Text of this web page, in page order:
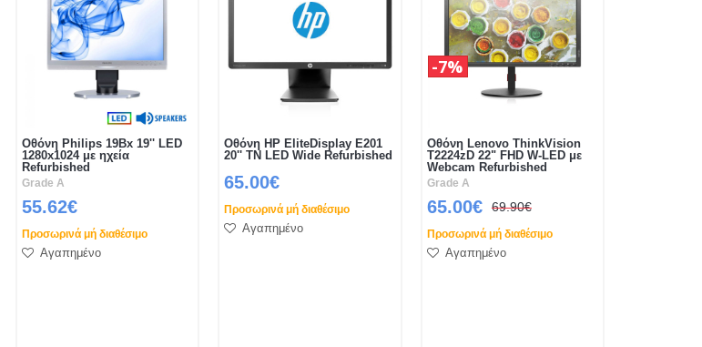
Οθόνη Philips 19Bx 19'' LED
1280x1024 με ηχεία
Refurbished
Grade A
55.62€
Προσωρινά μή διαθέσιμο
Αγαπημένο
Οθόνη HP EliteDisplay E201
20'' TN LED Wide Refurbished
65.00€
Προσωρινά μή διαθέσιμο
Αγαπημένο
Οθόνη Lenovo ThinkVision
T2224zD 22" FHD W-LED με
Webcam Refurbished
Grade A
65.00€ 69.90€
7%
Προσωρινά μή διαθέσιμο
Αγαπημένο